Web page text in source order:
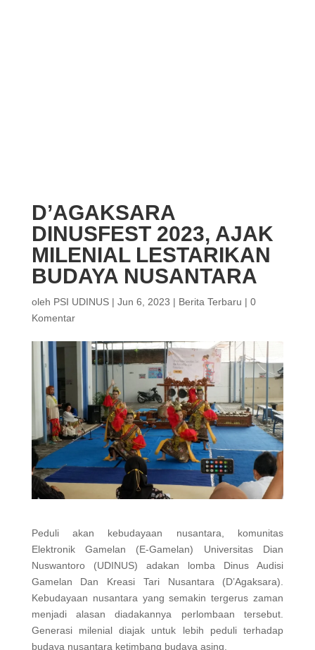
D’AGAKSARA
DINUSFEST 2023, AJAK
MILENIAL LESTARIKAN
BUDAYA NUSANTARA
oleh PSI UDINUS| Jun 6, 2023 | Berita Terbaru | 0
Komentar
Peduli akan kebudayaan nusantara, komunitas
Elektronik Gamelan (E-Gamelan) Universitas Dian
Nuswantoro (UDINUS) adakan lomba Dinus Audisi
Gamelan Dan Kreasi Tari Nusantara (D’Agaksara).
Kebudayaan nusantara yang semakin tergerus zaman
menjadi alasan diadakannya perlombaan tersebut.
Generasi milenial diajak untuk lebih peduli terhadap
budaya nusantara ketimbang budaya asing.